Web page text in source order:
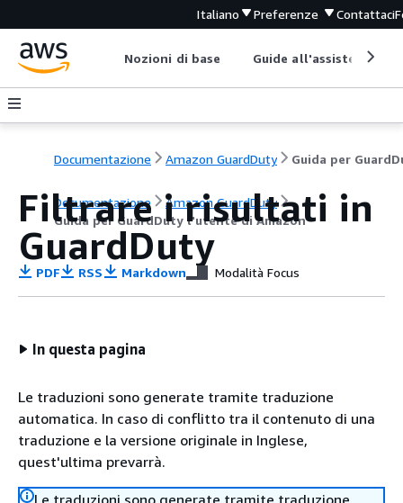
Italiano Preferenze Contattaci
Nozioni di base Guide all'assistenza
Documentazione Amazon GuardDuty
Documentazione
Amazon GuardDuty
Guida per GuardDuty l'utente di Amazon
Filtrare i risultati in
GuardDuty
PDF RSS Markdown Modalità Focus
In questa pagina
Le traduzioni sono generate tramite traduzione
automatica. In caso di conflitto tra il contenuto di una
traduzione e la versione originale in Inglese,
quest'ultima prevarrà.
Le traduzioni sono generate tramite traduzione